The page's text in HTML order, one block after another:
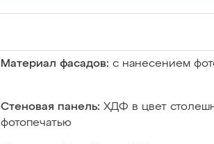
Материал фасадов: с нанесением
Стеновая панель: ХДФ в цвет
фотопечатью